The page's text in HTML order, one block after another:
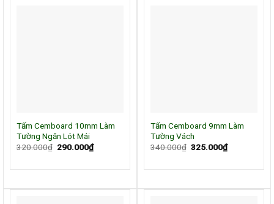
Tấm Cemboard 10mm Làm
Tường Ngăn Lót Mái
320.000₫ Giá
320.000₫.
290.000₫Giá
hiện
là:
Tấm Cemboard 9mm Làm
Tường Vách
340.000₫ Giá
340.000₫.
325.000₫Giá
hiện
là: